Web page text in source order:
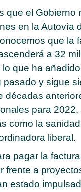
que el Gobierno
en la Autovía
que la
a 32
que ha
y sigue
décadas
para
como la
liberal.
pagar la
frente a
estado